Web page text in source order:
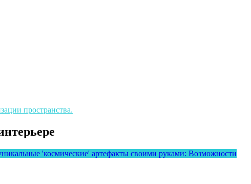
пространства.
'космические' артефакты своими руками: Возможности